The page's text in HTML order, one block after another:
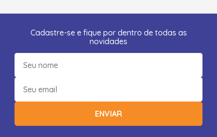
Cadastre-se e fique por dentro de todas as
novidades
ENVIAR